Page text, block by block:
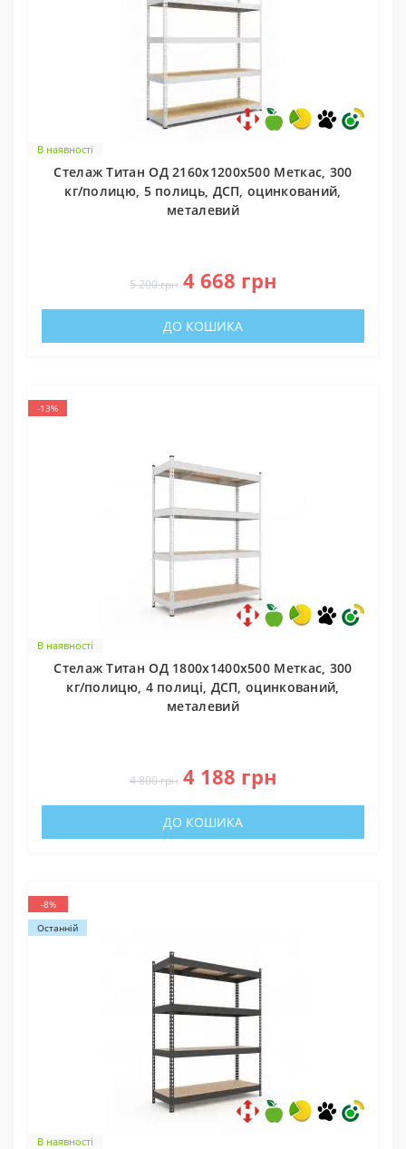
В наявності
Стелаж Титан ОД 2160х1200х500 Меткас, 300
кг/полицю, 5 полиць, ДСП, оцинкований,
металевий
5 200 грн 4 668 грн
ДО КОШИКА
-13%
В наявності
Стелаж Титан ОД 1800х1400х500 Меткас, 300
кг/полицю, 4 полиці, ДСП, оцинкований,
металевий
4 800 грн 4 188 грн
ДО КОШИКА
-8%
Останній
В наявності